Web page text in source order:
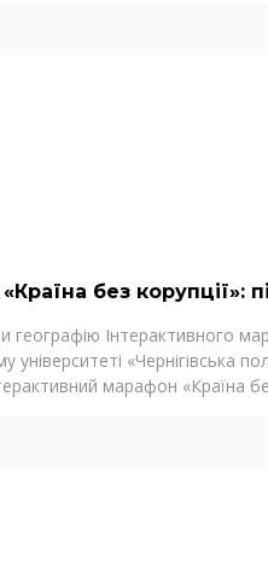
без корупції»:
Інтерактивного
університеті «Чернігівська
марафон «Країна